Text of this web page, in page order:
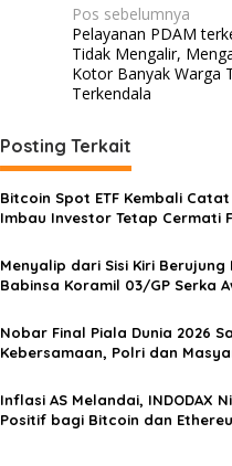
N
a
v
i
g
a
s
i
p
o
s
Pos sebelumnya
Pelayanan PDAM
Tidak Mengalir,
Kotor Banyak Warga
Terkendala
Posting Terkait
Bitcoin Spot ETF Kembali Catat
Imbau Investor Tetap Cermati
Menyalip dari Sisi Kiri Berujung
Babinsa Koramil 03/GP Serka
Lalu Lintas di Kemanggisan
Nobar Final Piala Dunia 2026
Kebersamaan, Polri dan
Inflasi AS Melandai, INDODAX
Positif bagi Bitcoin dan